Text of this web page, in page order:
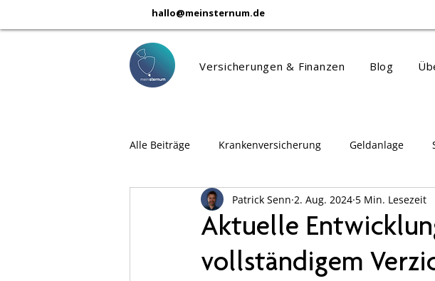
hallo@meinsternum.de
Versicherungen & Finanzen Blog
Alle Beiträge Krankenversicherung Geldanlage
Berufsunfähigkeitsversicherung Finanzberatung
Aktuelle
vollständigem
Patrick Senn 2. Aug. 2024 5 Min. Lesezeit